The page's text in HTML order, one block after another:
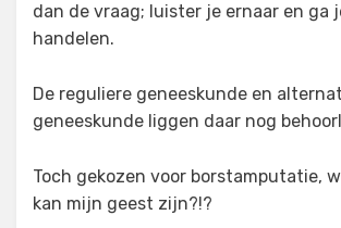
dan de vraag; luister je ernaar en ga
handelen.
De reguliere geneeskunde en
geneeskunde liggen daar nog
Toch gekozen voor borstamputatie,
kan mijn geest zijn?!?